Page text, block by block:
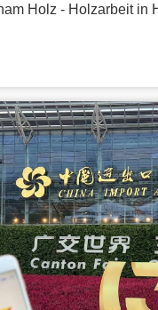
Holz - Holzarbeit in